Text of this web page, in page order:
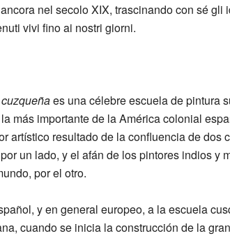
nel secolo XIX, trascinando con sé gli
vivi fino ai nostri giorni.
es una célebre escuela de pintura
más importante de la América colonial
artístico resultado de la confluencia de dos
un lado, y el afán de los pintores indios y
por el otro.
y en general europeo, a la escuela
cuando se inicia la construcción de la